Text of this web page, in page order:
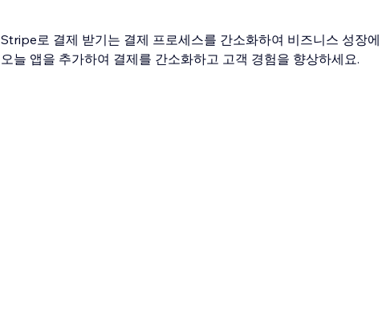
Stripe로 결제 받기는 결제 프로세스를 간소화하여 비즈니스 성장
오늘 앱을 추가하여 결제를 간소화하고 고객 경험을 향상하세요.